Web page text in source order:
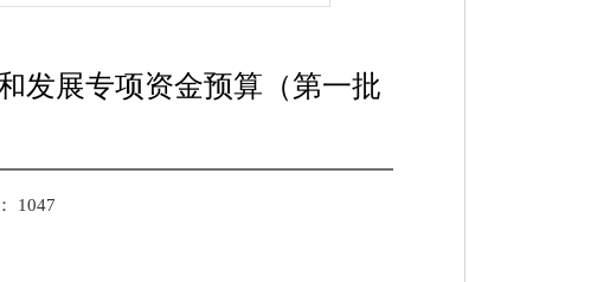
发展专项资金预算（第一批
1047